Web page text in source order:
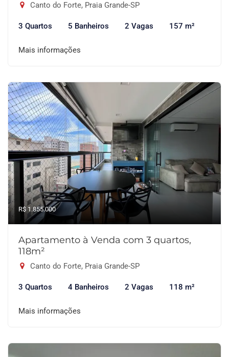
Canto do Forte, Praia Grande-SP
3 Quartos 5 Banheiros 2 Vagas 157 m²
Mais informações
R$ 1.855.000
Apartamento à Venda com 3 quartos,
118m²
Canto do Forte, Praia Grande-SP
3 Quartos 4 Banheiros 2 Vagas 118 m²
Mais informações